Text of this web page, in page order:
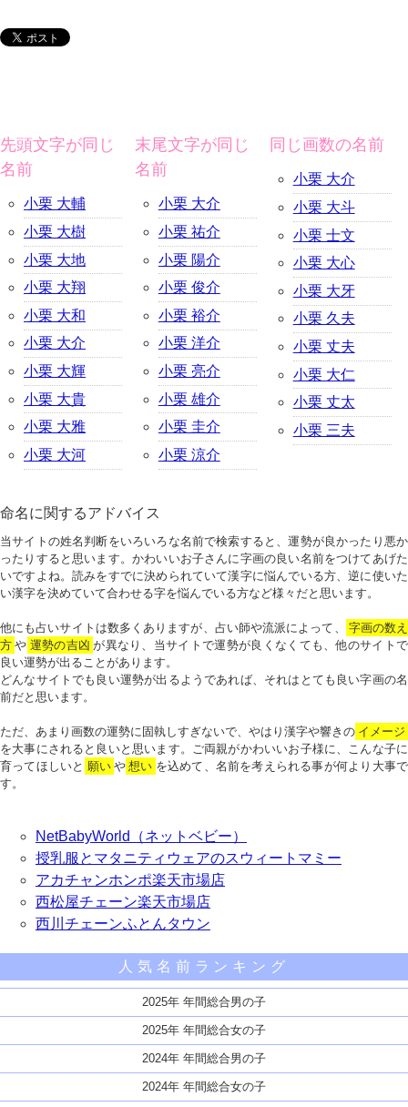
先頭文字が同じ
名前
小栗 大輔
小栗 大樹
小栗 大地
小栗 大翔
小栗 大和
小栗 大介
小栗 大輝
小栗 大貴
小栗 大雅
小栗 大河
末尾文字が同じ
名前
小栗 大介
小栗 祐介
小栗 陽介
小栗 俊介
小栗 裕介
小栗 洋介
小栗 亮介
小栗 雄介
小栗 圭介
小栗 涼介
同じ画数の名前
小栗 大介
小栗 大斗
小栗 士文
小栗 大心
小栗 大牙
小栗 久夫
小栗 丈夫
小栗 大仁
小栗 丈太
小栗 三夫
命名に関するアドバイス
当サイトの姓名判断をいろいろな名前で検索すると、運勢が良かったり悪か
ったりすると思います。かわいいお子さんに字画の良い名前をつけてあげた
いですよね。読みをすでに決められていて漢字に悩んでいる方、逆に使いた
い漢字を決めていて合わせる字を悩んでいる方など様々だと思います。
他にも占いサイトは数多くありますが、占い師や流派によって、
字画の数え
方 や 運勢の吉凶 が異なり、当サイトで運勢が良くなくても、他のサイトで
良い運勢が出ることがあります。
どんなサイトでも良い運勢が出るようであれば、それはとても良い字画の名
前だと思います。
ただ、あまり画数の運勢に固執しすぎないで、やはり漢字や響きの イメージ
を大事にされると良いと思います。ご両親がかわいいお子様に、こんな子に
育ってほしいと 願い や 想い を込めて、名前を考えられる事が何より大事で
す。
NetBabyWorld（ネットベビー）
授乳服とマタニティウェアのスウィートマミー
アカチャンホンポ楽天市場店
西松屋チェーン楽天市場店
西川チェーンふとんタウン
人気名前ランキング
2025年 年間総合男の子
2025年 年間総合女の子
2024年 年間総合男の子
2024年 年間総合女の子